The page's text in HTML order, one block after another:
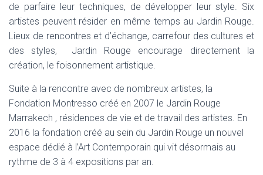
de parfaire leur techniques, de développer leur style. Six
artistes peuvent résider en même temps au Jardin Rouge.
Lieux de rencontres et d’échange, carrefour des cultures et
des styles, Jardin Rouge encourage directement la
création, le foisonnement artistique.
Suite à la rencontre avec de nombreux artistes, la
Fondation Montresso créé en 2007 le Jardin Rouge
Marrakech , résidences de vie et de travail des artistes. En
2016 la fondation créé au sein du Jardin Rouge un nouvel
espace dédié à l’Art Contemporain qui vit désormais au
rythme de 3 à 4 expositions par an.